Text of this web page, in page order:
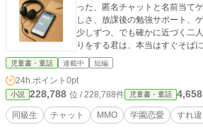
った、匿名チャットと名前当て
しさ、放課後の勉強サポート、
少しずつ、でも確かに近づく二人の心。 学校では
りをする君は、本当はすぐそば
児童書・童話 連載中 短編
24h.ポイント 0pt
小説 228,788 位 / 228,788件 児童書・童話 4,658
同級生 チャット MMO 学園恋愛 すれ